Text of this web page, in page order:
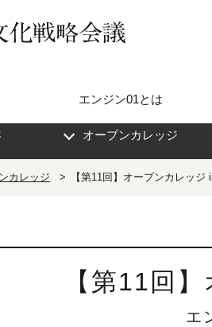
エンジン01とは
オープンカレッジ
カレッジ 【第11回】オープンカレッジ
【第11回
エ